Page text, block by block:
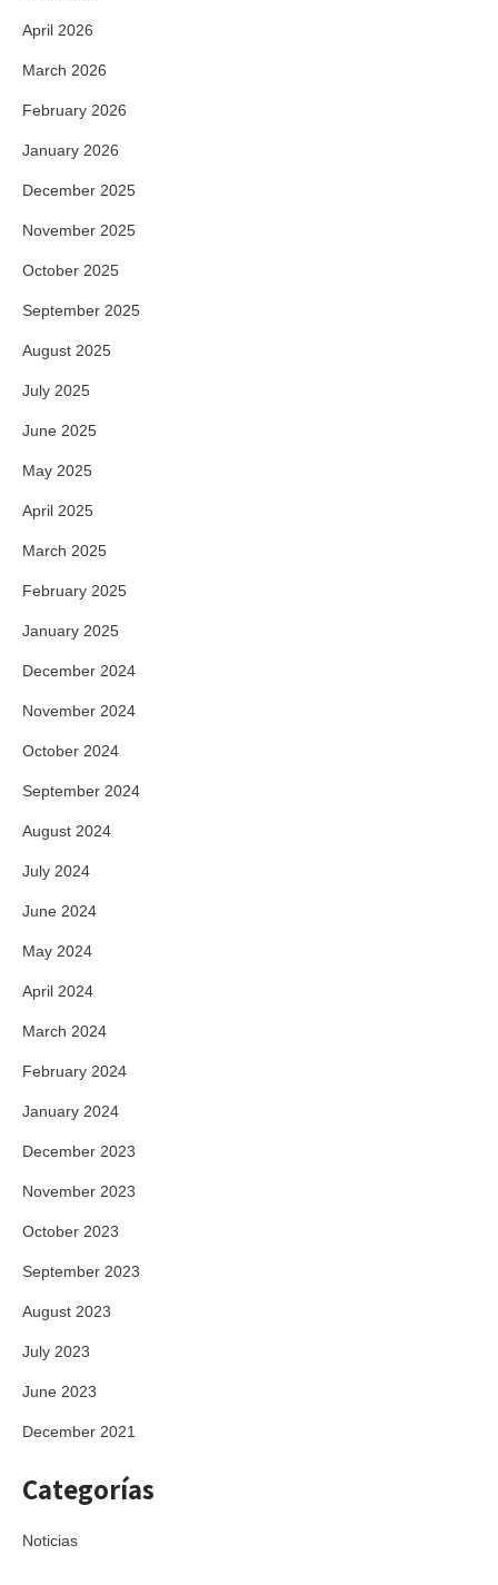
April 2026
March 2026
February 2026
January 2026
December 2025
November 2025
October 2025
September 2025
August 2025
July 2025
June 2025
May 2025
April 2025
March 2025
February 2025
January 2025
December 2024
November 2024
October 2024
September 2024
August 2024
July 2024
June 2024
May 2024
April 2024
March 2024
February 2024
January 2024
December 2023
November 2023
October 2023
September 2023
August 2023
July 2023
June 2023
December 2021
Categorías
Noticias